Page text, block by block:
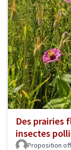
Des prairies
insectes
Proposition